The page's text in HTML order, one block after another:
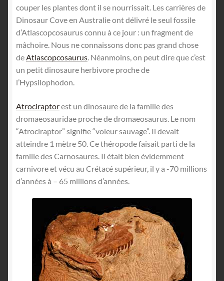
couper les plantes dont il se nourrissait. Les carrières de
Dinosaur Cove en Australie ont délivré le seul fossile
d’Atlascopcosaurus connu à ce jour : un fragment de
mâchoire. Nous ne connaissons donc pas grand chose
deAtlascopcosaurus. Néanmoins, on peut dire que c’est
un petit dinosaure herbivore proche de
l’Hypsilophodon.
Atrociraptorest un dinosaure de la famille des
dromaeosauridae proche de dromaeosaurus. Le nom
“Atrociraptor” signifie “voleur sauvage”. Il devait
atteindre 1 mètre 50. Ce théropode faisait parti de la
famille des Carnosaures. Il était bien évidemment
carnivore et vécu au Crétacé supérieur, il y a -70 millions
d’années à – 65 millions d’années.